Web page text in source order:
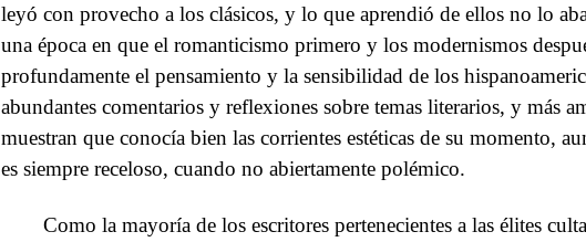
leyó con provecho a los clásicos, y lo que aprendió de ellos no lo
una época en que el romanticismo primero y los modernismos
profundamente el pensamiento y la sensibilidad de los
abundantes comentarios y reflexiones sobre temas literarios, y más
muestran que conocía bien las corrientes estéticas de su momento,
es siempre receloso, cuando no abiertamente polémico.
Como la mayoría de los escritores pertenecientes a las élites